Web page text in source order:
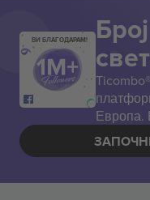
ВИ БЛАГОДАРАМ!
Европа.